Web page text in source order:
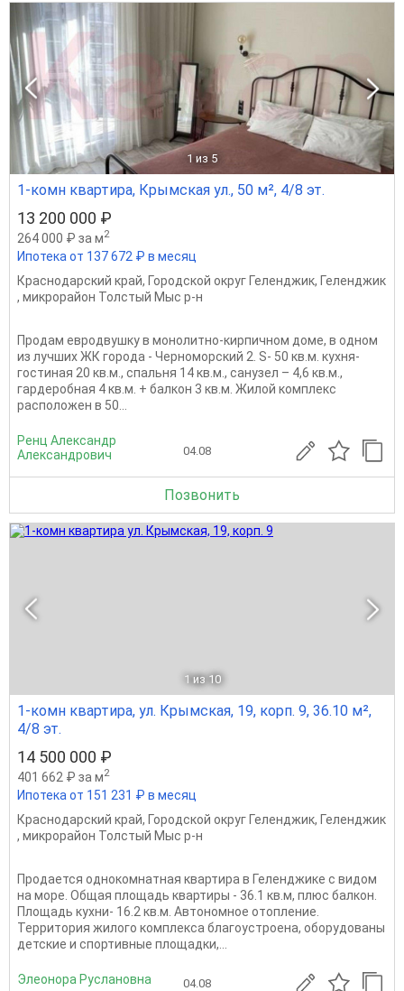
1 из 5
1-комн квартира, Крымская ул., 50 м², 4/8 эт.
13 200 000 ₽
264 000 ₽ за м2
Ипотека от 137 672 ₽ в месяц
Краснодарский край, Городской округ Геленджик, Геленджик
, микрорайон Толстый Мыс р-н
Продам евродвушку в монолитно-кирпичном доме, в одном
из лучших ЖК города - Черноморский 2. S- 50 кв.м. кухня-
гостиная 20 кв.м., спальня 14 кв.м., санузел – 4,6 кв.м.,
гардеробная 4 кв.м. + балкон 3 кв.м. Жилой комплекс
расположен в 50...
Ренц Александр
Александрович
04.08
Позвонить
1 из 10
1-комн квартира, ул. Крымская, 19, корп. 9, 36.10 м²,
4/8 эт.
14 500 000 ₽
401 662 ₽ за м2
Ипотека от 151 231 ₽ в месяц
Краснодарский край, Городской округ Геленджик, Геленджик
, микрорайон Толстый Мыс р-н
Продается однокомнатная квартира в Геленджике с видом
на море. Общая площадь квартиры - 36.1 кв.м, плюс балкон.
Площадь кухни- 16.2 кв.м. Автономное отопление.
Территория жилого комплекса благоустроена, оборудованы
детские и спортивные площадки,...
Элеонора Руслановна 04.08